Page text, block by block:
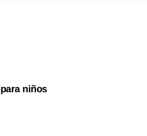
niños